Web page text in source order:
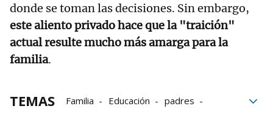
donde se toman las decisiones. Sin embargo,
este aliento privado hace que la "traición"
actual resulte mucho más amarga para la
familia.
TEMAS Familia Educación
padres